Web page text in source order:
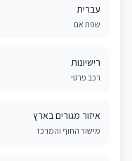
עברית
שפת אם
רישיונות
רכב פרטי
איזור מגורים בארץ
מישור החוף והמרכז